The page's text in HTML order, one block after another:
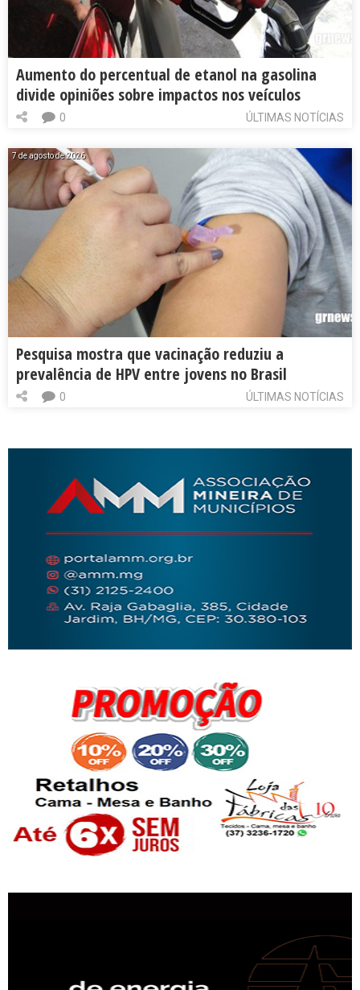
Aumento do percentual de etanol na gasolina
divide opiniões sobre impactos nos veículos
ÚLTIMAS NOTÍCIAS
0
7 de agosto de 2026
Pesquisa mostra que vacinação reduziu a
prevalência de HPV entre jovens no Brasil
ÚLTIMAS NOTÍCIAS
0